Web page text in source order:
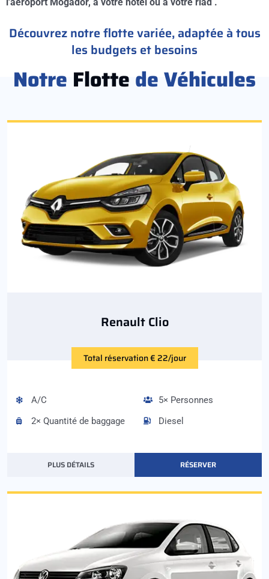
Découvrez notre flotte variée, adaptée à tous
les budgets et besoins
Notre Flotte de Véhicules
Renault Clio
Total réservation € 22/jour
A/C
2× Quantité de baggage
5× Personnes
Diesel
PLUS DÉTAILS RÉSERVER